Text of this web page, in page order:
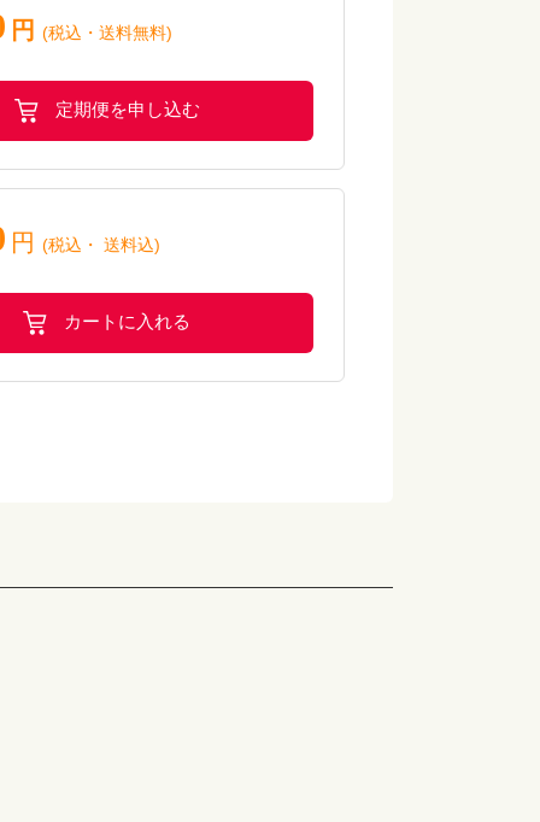
麦・卵・えび・かに
スター炒め
円 (税込・送料無料)
定期便を申し込む
円(税込 ・送料込)
カートに入れる